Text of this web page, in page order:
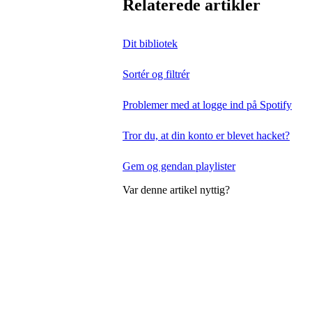
Relaterede artikler
Dit bibliotek
Sortér og filtrér
Problemer med at logge ind på Spotify
Tror du, at din konto er blevet hacket?
Gem og gendan playlister
Var denne artikel nyttig?